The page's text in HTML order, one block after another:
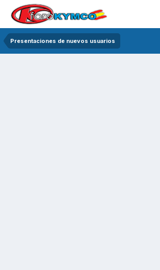
Presentaciones de nuevos usuarios